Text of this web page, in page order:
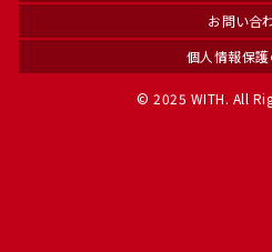
お問い合
個人情報保
© 2025 WITH. All